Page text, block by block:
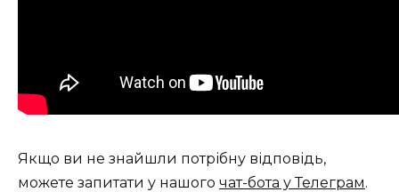
Якщо ви не знайшли потрібну відповідь,
можете запитати у нашого чат-бота у Телеграм.